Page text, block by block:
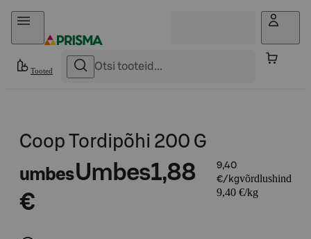
Otse sisu juurde
Tooted
Coop Tordipõhi 200 G
umbesUmbes1,88
€
9,40
€/kgvõrdlushind
9,40 €/kg